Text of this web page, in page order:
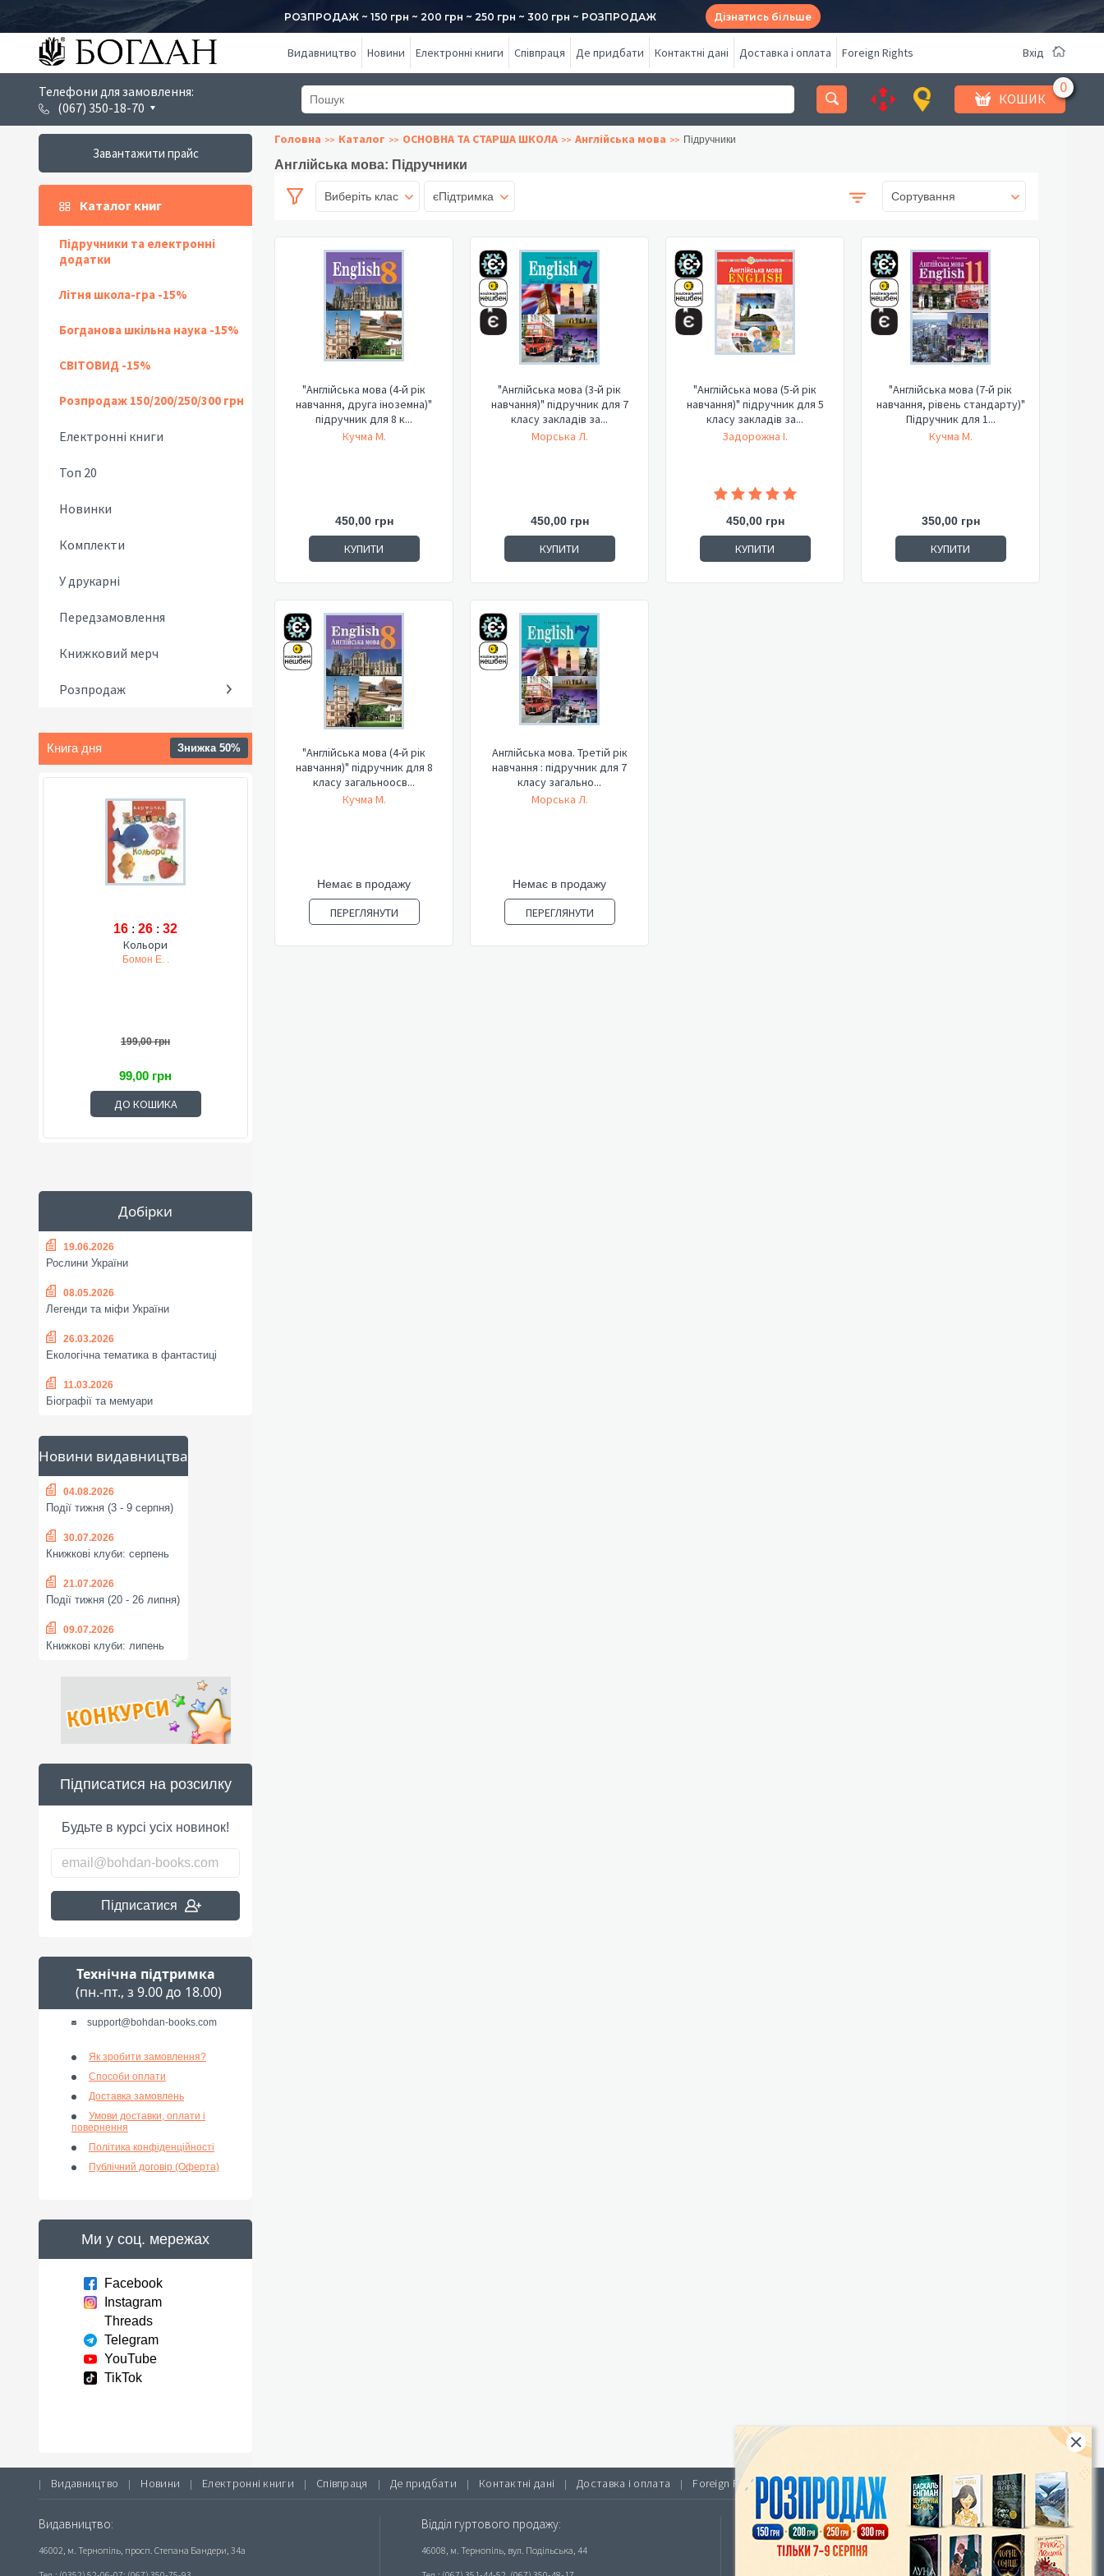
РОЗПРОДАЖ ~ 150 грн ~ 200 грн ~ 250 грн ~ 300 грн ~ РОЗПРОДАЖ Дізнатись більше
Видавництво Новини Електронні книги Співпраця Де придбати Контактні дані Доставка і оплата Foreign Rights Вхід
Телефони для замовлення:
(067) 350-18-70
КОШИК
Завантажити прайс
Каталог книг
Підручники та електронні
додатки
Літня школа-гра -15%
Богданова шкільна наука -15%
СВІТОВИД -15%
Розпродаж 150/200/250/300 грн
Електронні книги
Топ 20
Новинки
Комплекти
У друкарні
Передзамовлення
Книжковий мерч
Розпродаж
Книга дня Знижка 50%
16 : 26 : 31
Кольори
Бомон Е. .
199,00 грн
99,00 грн
ДО КОШИКА
Добірки
19.06.2026
Рослини України
08.05.2026
Легенди та міфи України
26.03.2026
Екологічна тематика в фантастиці
11.03.2026
Біографії та мемуари
Новини видавництва
04.08.2026
Події тижня (3 - 9 серпня)
30.07.2026
Книжкові клуби: серпень
21.07.2026
Події тижня (20 - 26 липня)
09.07.2026
Книжкові клуби: липень
Підписатися на розсилку
Будьте в курсі усіх новинок!
Підписатися
Технічна підтримка
(пн.-пт., з 9.00 до 18.00)
support@bohdan-books.com
Як зробити замовлення?
Способи оплати
Доставка замовлень
Умови доставки, оплати і
повернення
Політика конфіденційності
Публічний договір (Оферта)
Ми у соц. мережах
Facebook
Instagram
Threads
Telegram
YouTube
TikTok
Головна Каталог ОСНОВНА ТА СТАРША ШКОЛА Англійська мова Підручники
Англійська мова: Підручники
Виберіть клас єПідтримка Сортування
"Англійська мова (4-й рік
навчання, друга іноземна)"
підручник для 8 к...
Кучма М.
450,00 грн
КУПИТИ
"Англійська мова (3-й рік
навчання)" підручник для 7
класу закладів за...
Морська Л.
450,00 грн
КУПИТИ
"Англійська мова (5-й рік
навчання)" підручник для 5
класу закладів за...
Задорожна І.
450,00 грн
КУПИТИ
"Англійська мова (7-й рік
навчання, рівень стандарту)"
Підручник для 1...
Кучма М.
350,00 грн
КУПИТИ
"Англійська мова (4-й рік
навчання)" підручник для 8
класу загальноосв...
Кучма М.
Немає в продажу
ПЕРЕГЛЯНУТИ
Англійська мова. Третій рік
навчання : підручник для 7
класу загально...
Морська Л.
Немає в продажу
ПЕРЕГЛЯНУТИ
| Видавництво | Новини | Електронні книги | Співпраця | Де придбати | Контактні дані | Доставка і оплата | Foreign Rights |
Видавництво:
46002, м. Тернопіль, просп. Степана Бандери, 34а
Відділ гуртового продажу:
46008, м. Тернопіль, вул. Подільська, 44
Інтернет-магазин «Видавництво Богдан»:
46018, м. Тернопіль, А/С 529